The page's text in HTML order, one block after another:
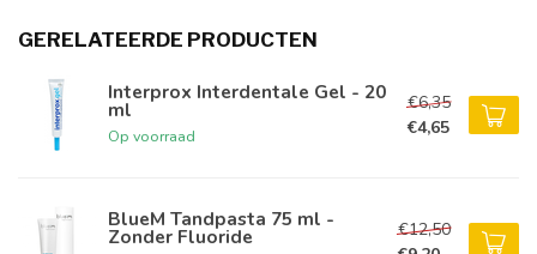
GERELATEERDE PRODUCTEN
Interprox Interdentale Gel - 20
ml
Op voorraad
€6,35
€4,65
BlueM Tandpasta 75 ml -
Zonder Fluoride
€12,50